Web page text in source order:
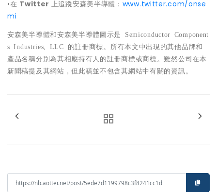
•在 Twitter 上追蹤安森美半導體： www.twitter.com/onse
mi
安森美半導體和安森美半導體圖示是
Semiconductor Component
s Industries, LLC 的註冊商標。所有本文中出現的其他品牌和
產品名稱分別為其相應持有人的註冊商標或商標。雖然公司在本
新聞稿提及其網站，但此稿並不包含其網站中有關的資訊。